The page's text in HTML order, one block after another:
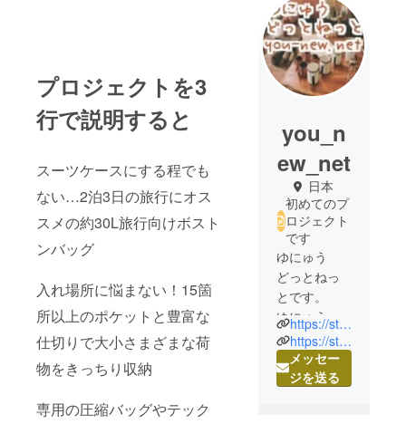
プロジェクトを3
行で説明すると
スーツケースにする程でも
ない…2泊3日の旅行にオス
スメの約30L旅行向けボスト
ンバッグ
入れ場所に悩まない！15箇
所以上のポケットと豊富な
仕切りで大小さまざまな荷
物をきっちり収納
専用の圧縮バッグやテック
you_n
ew_net
日本
初めてのプ
ロジェクト
です
ゆにゅう
どっとねっ
とです。
ゆにゅう
どっとねっ
とはYahoo
ショッピン
https://store.shopping.yahoo.co.jp/you-new/
https://sterkmann.jp/
メッセー
ジを送る